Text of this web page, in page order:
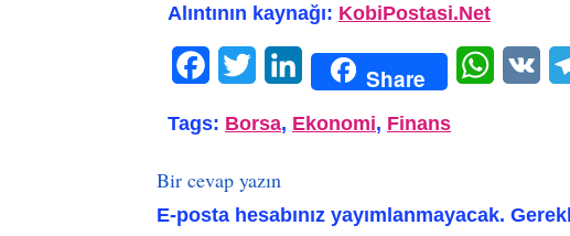
Alıntının kaynağı: KobiPostasi.Net
Facebook
Twitter LinkedInShare VK
Tags: Borsa, Ekonomi, Finans
Bir cevap yazın
E-posta hesabınız yayımlanmayacak.